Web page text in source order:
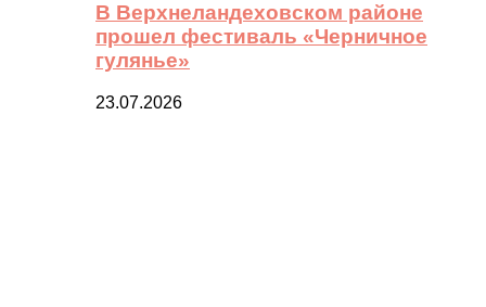
В Верхнеландеховском районе
прошел фестиваль «Черничное
гулянье»
23.07.2026